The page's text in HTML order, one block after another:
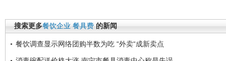
搜索更多餐饮企业 餐具费 的新闻
餐饮调查显示网络团购半数为吃 “外卖“成新卖点